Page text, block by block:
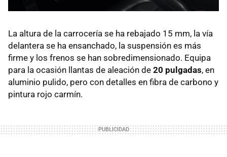
La altura de la carrocería se ha rebajado 15 mm, la vía
delantera se ha ensanchado, la suspensión es más
firme y los frenos se han sobredimensionado. Equipa
para la ocasión llantas de aleación de 20 pulgadas, en
aluminio pulido, pero con detalles en fibra de carbono y
pintura rojo carmín.